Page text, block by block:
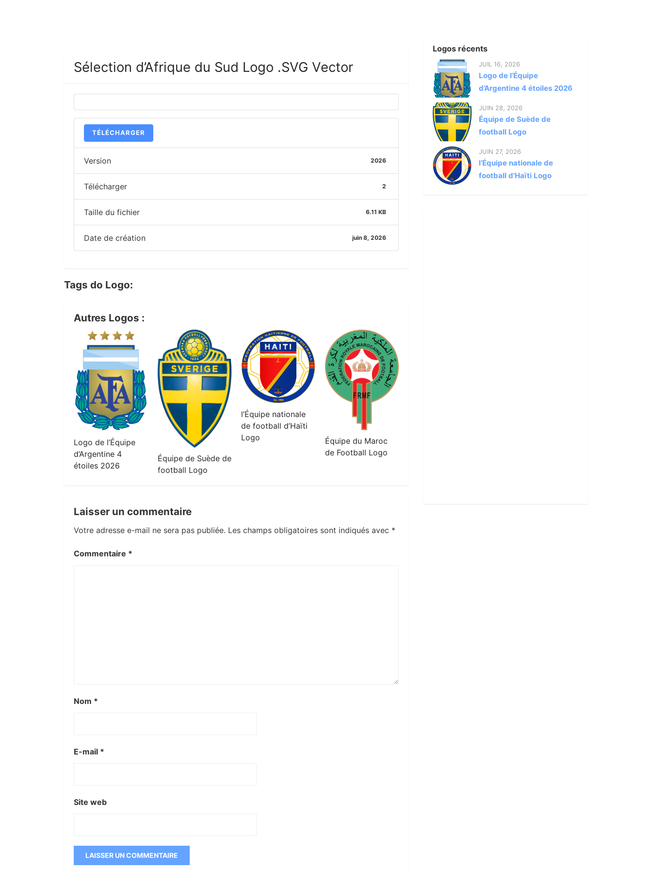
Sélection d’Afrique du Sud Logo .SVG Vector
TÉLÉCHARGER
Version 2026
Télécharger 2
Taille du fichier 6.11 KB
Date de création juin 8, 2026
Tags do Logo:
Autres Logos :
Logo de l’Équipe
d’Argentine 4
étoiles 2026
Équipe de Suède de
football Logo
l’Équipe nationale
de football d’Haïti
Logo
Équipe du Maroc
de Football Logo
Laisser un commentaire
Votre adresse e-mail ne sera pas publiée. Les champs obligatoires sont indiqués avec *
Commentaire *
Nom *
E-mail *
Site web
Logos récents
JUIL 16, 2026
Logo de l’Équipe
d’Argentine 4 étoiles 2026
JUIN 28, 2026
Équipe de Suède de
football Logo
JUIN 27, 2026
l’Équipe nationale de
football d’Haïti Logo